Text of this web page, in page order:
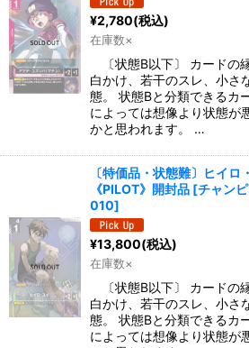
¥2,780(税込)
在庫数×
〔状態B以下〕 カードの
白かけ、若干のスレ、小さ
態。 状態Bと分類できるカ
によっては想像より状態が
かと思われます。 …
〔特価品・状態難〕ヒイロ
《PILOT》開封品 [チャン
010]
¥13,800(税込)
在庫数×
〔状態B以下〕 カードの
白かけ、若干のスレ、小さ
態。 状態Bと分類できるカ
によっては想像より状態が